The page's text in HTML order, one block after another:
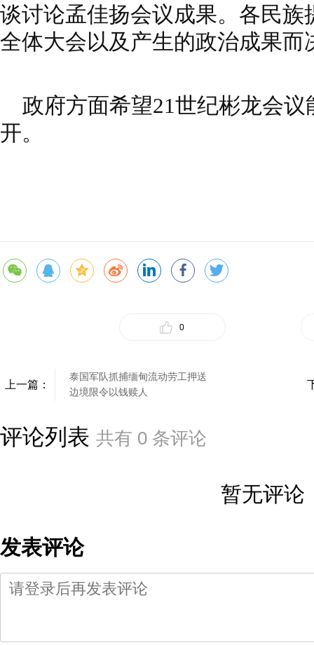
谈讨论孟佳扬会议成果。各民族
全体大会以及产生的政治成果而
政府方面希望21世纪彬龙会议
开。
0
上一篇：
泰国军队抓捕缅甸流动劳工押送
边境限令以钱赎人
评论列表 共有 0 条评论
暂无评论
发表评论